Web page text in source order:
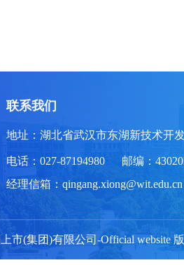
联系我们
地址：湖北省武汉市东湖新技术开
电话：027-87194980 邮编：
经理信箱：
市(集团)有限公司-Official website